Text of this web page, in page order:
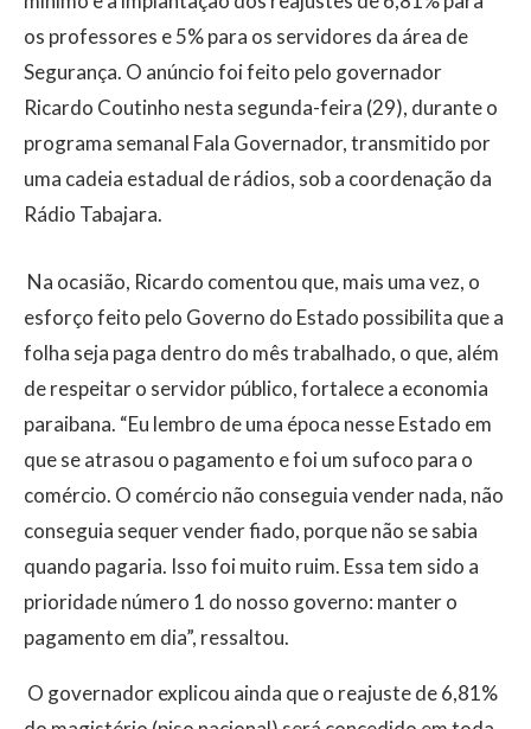
os professores e 5% para os servidores da área de
Segurança. O anúncio foi feito pelo governador
Ricardo Coutinho nesta segunda-feira (29), durante o
programa semanal Fala Governador, transmitido por
uma cadeia estadual de rádios, sob a coordenação da
Rádio Tabajara.
Na ocasião, Ricardo comentou que, mais uma vez, o
esforço feito pelo Governo do Estado possibilita que a
folha seja paga dentro do mês trabalhado, o que, além
de respeitar o servidor público, fortalece a economia
paraibana. “Eu lembro de uma época nesse Estado em
que se atrasou o pagamento e foi um sufoco para o
comércio. O comércio não conseguia vender nada, não
conseguia sequer vender fiado, porque não se sabia
quando pagaria. Isso foi muito ruim. Essa tem sido a
prioridade número 1 do nosso governo: manter o
pagamento em dia”, ressaltou.
O governador explicou ainda que o reajuste de 6,81%